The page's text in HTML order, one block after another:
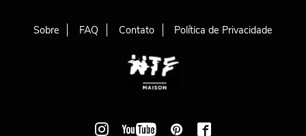
Sobre FAQ Contato Política de Privacidade